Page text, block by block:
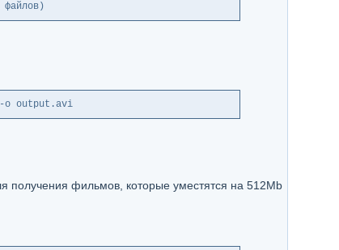
-o output.avi
получения фильмов, которые уместятся на 512Mb